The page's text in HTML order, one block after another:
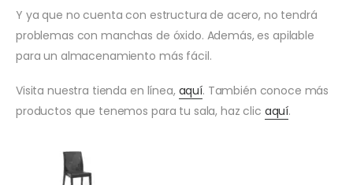
Y ya que no cuenta con estructura de acero, no tendrá
problemas con manchas de óxido. Además, es apilable
para un almacenamiento más fácil.
Visita nuestra tienda en línea, aquí. También conoce más
productos que tenemos para tu sala, haz clic aquí.